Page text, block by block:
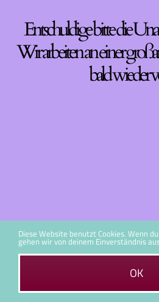
Entschuldige bitte die
Wir arbeiten an einer
bald wieder
Diese Website benutzt Cookies. Wenn
gehen wir von deinem Einverständnis
OK